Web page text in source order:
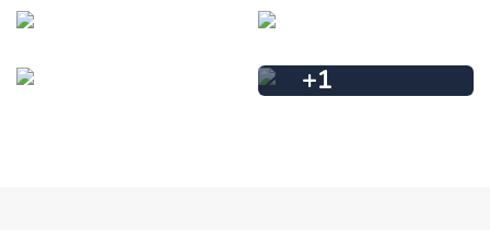
+1